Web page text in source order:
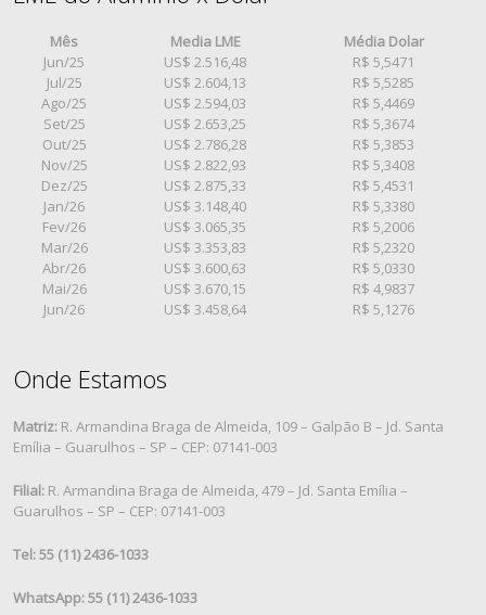
Mês Media LME
Média Dolar
Jun/25
US$ 2.516,48
R$ 5,5471
Jul/25
US$ 2.604,13
R$ 5,5285
Ago/25
US$ 2.594,03
R$ 5,4469
Set/25
US$ 2.653,25
R$ 5,3674
Out/25
US$ 2.786,28
R$ 5,3853
Nov/25
US$ 2.822,93
R$ 5,3408
Dez/25
US$ 2.875,33
R$ 5,4531
Jan/26
US$ 3.148,40
R$ 5,3380
Fev/26
US$ 3.065,35
R$ 5,2006
Mar/26
US$ 3.353,83
R$ 5,2320
Abr/26
US$ 3.600,63
R$ 5,0330
Mai/26
US$ 3.670,15
R$ 4,9837
Jun/26
US$ 3.458,64 R$ 5,1276
Onde Estamos
Matriz: R. Armandina Braga de Almeida, 109 – Galpão B – Jd. Santa
Emília – Guarulhos – SP – CEP: 07141-003
Filial: R. Armandina Braga de Almeida, 479 – Jd. Santa Emília –
Guarulhos – SP – CEP: 07141-003
Tel: 55 (11) 2436-1033
WhatsApp: 55 (11) 2436-1033